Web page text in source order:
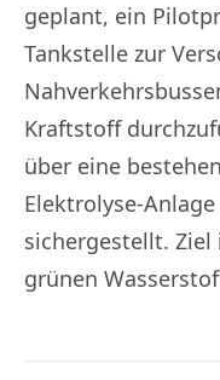
geplant, ein
Tankstelle zur
Kraftstoff
über eine
Elektrolyse-
sichergestellt.
grünen